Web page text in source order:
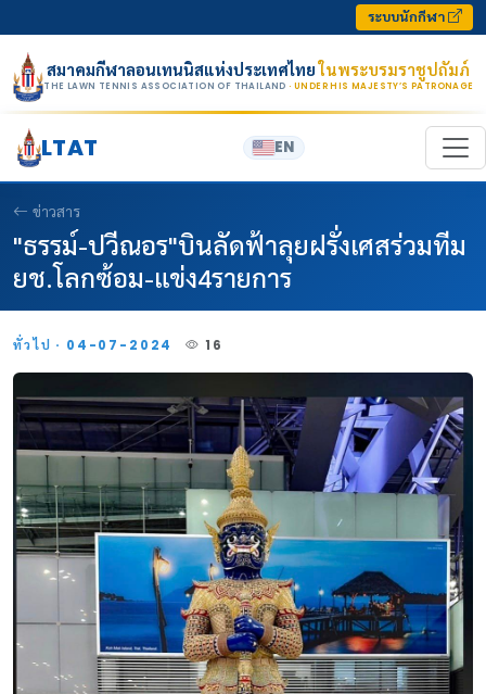
ระบบนักกีฬา
สมาคมกีฬาลอนเทนนิสแห่งประเทศไทยในพระบรมราชูปถัมภ์
THE LAWN TENNIS ASSOCIATION OF THAILAND · UNDER HIS MAJESTY’S PATRONAGE
LTAT EN
ข่าวสาร
"ธรรม์-ปวีณอร"บินลัดฟ้าลุยฝรั่งเศสร่วมทีม
ยช.โลกซ้อม-แข่ง4รายการ
ทั่วไป · 04-07-2024 16